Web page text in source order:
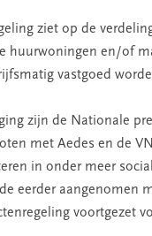
ziet op de
huurwoningen en/of
vastgoed
zijn de Nationale
met Aedes en de
in onder meer
eerder aangenomen
voortgezet